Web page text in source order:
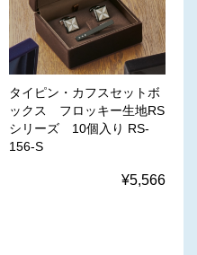
タイピン・カフスセットボ
ックス フロッキー生地RS
シリーズ 10個入り RS-
156-S
¥5,566